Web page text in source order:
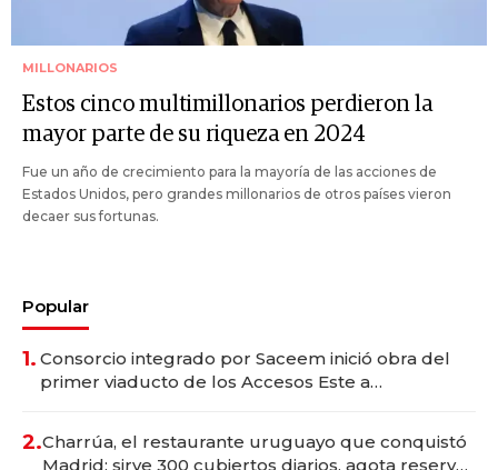
MILLONARIOS
Estos cinco multimillonarios perdieron la
mayor parte de su riqueza en 2024
Fue un año de crecimiento para la mayoría de las acciones de
Estados Unidos, pero grandes millonarios de otros países vieron
decaer sus fortunas.
Popular
1. Consorcio integrado por Saceem inició obra del
primer viaducto de los Accesos Este a
2.Charrúa, el restaurante uruguayo que conquistó
Madrid: sirve 300 cubiertos diarios, agota reservas